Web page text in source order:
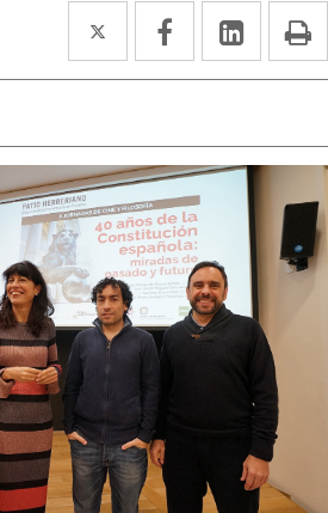
Twitter
Enlace
a
aplicación
externa.
Facebook
Enlace
a
aplicación
externa.
Enlace
a